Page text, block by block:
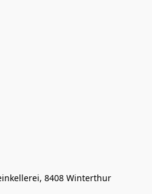
8408 Winterthur